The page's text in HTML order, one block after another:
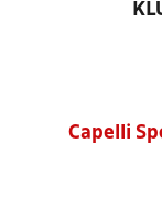
Capelli